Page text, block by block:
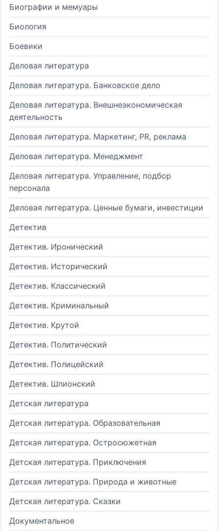
Биографии и мемуары
Биология
Боевики
Деловая литература
Деловая литература. Банковское дело
Деловая литература. Внешнеэкономическая
деятельность
Деловая литература. Маркетинг, PR, реклама
Деловая литература. Менеджмент
Деловая литература. Управление, подбор
персонала
Деловая литература. Ценные бумаги, инвестиции
Детектив
Детектив. Иронический
Детектив. Исторический
Детектив. Классический
Детектив. Криминальный
Детектив. Крутой
Детектив. Политический
Детектив. Полицейский
Детектив. Шпионский
Детская литература
Детская литература. Образовательная
Детская литература. Остросюжетная
Детская литература. Приключения
Детская литература. Природа и животные
Детская литература. Сказки
Документальное